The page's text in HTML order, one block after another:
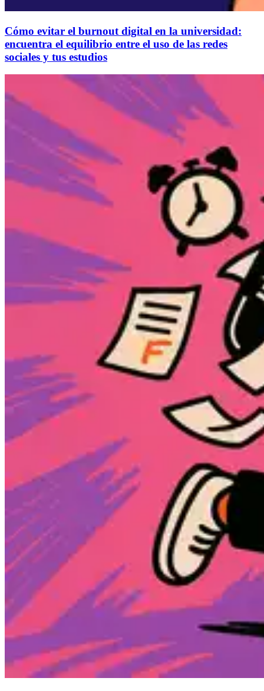
Cómo evitar el burnout digital en la universidad:
encuentra el equilibrio entre el uso de las redes
sociales y tus estudios